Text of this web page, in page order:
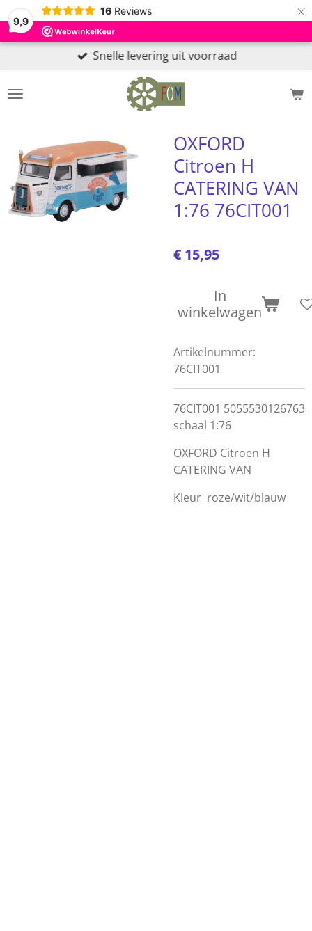
9,9
16 Reviews ×
Snelle levering uit voorraad
OXFORD
Citroen H
CATERING VAN
1:76 76CIT001
€ 15,95
In
winkelwagen
Artikelnummer:
76CIT001
76CIT001 5055530126763
schaal 1:76
OXFORD Citroen H
CATERING VAN
Kleur roze/wit/blauw